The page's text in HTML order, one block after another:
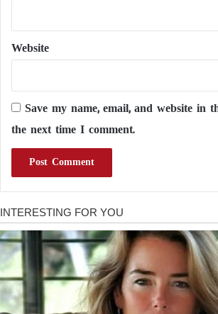
Website
Save my name, email, and website in
the next time I comment.